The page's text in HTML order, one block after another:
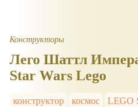
Конструкторы
Лего Шаттл
Star Wars Lego
конструктор космос
LEGO